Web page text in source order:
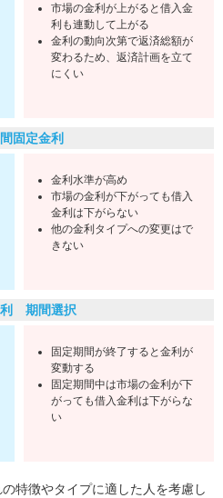
市場の金利が上がると借入金
利も連動して上がる
金利の動向次第で返済総額が
変わるため、返済計画を立て
にくい
固定金利
金利水準が高め
市場の金利が下がっても借入
金利は下がらない
他の金利タイプへの変更はで
きない
利 期間選択
固定期間が終了すると金利が
変動する
固定期間中は市場の金利が下
がっても借入金利は下がらな
い
特徴やタイプに適した人を考慮し